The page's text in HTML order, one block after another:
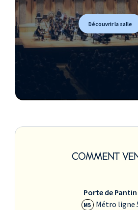
Découvrir la salle
COMMENT
Porte de Pantin
M5 Métro ligne